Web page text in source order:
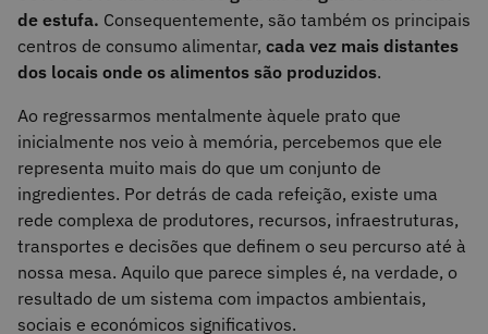
de estufa. Consequentemente, são também os principais
centros de consumo alimentar, cada vez mais distantes
dos locais onde os alimentos são produzidos.
Ao regressarmos mentalmente àquele prato que
inicialmente nos veio à memória, percebemos que ele
representa muito mais do que um conjunto de
ingredientes. Por detrás de cada refeição, existe uma
rede complexa de produtores, recursos, infraestruturas,
transportes e decisões que definem o seu percurso até à
nossa mesa. Aquilo que parece simples é, na verdade, o
resultado de um sistema com impactos ambientais,
sociais e económicos significativos.